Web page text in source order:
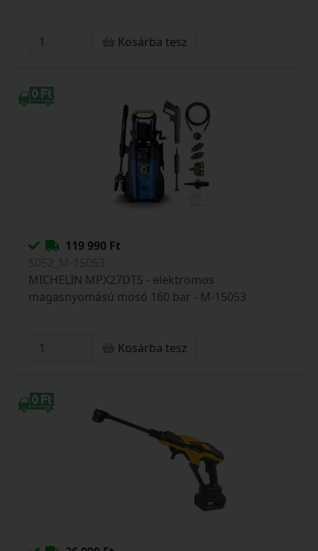
Kosárba tesz
119 990 Ft
MICHELIN MPX27DTS - elektromos
magasnyomású mosó 160 bar - M-15053
Kosárba tesz